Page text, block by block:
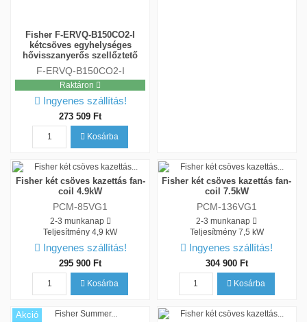
Fisher F-ERVQ-B150CO2-I
kétcsöves egyhelységes
hővisszanyerős szellőztető
F-ERVQ-B150CO2-I
Raktáron
Ingyenes szállítás!
273 509 Ft
Kosárba
Fisher két csöves kazettás fan-
coil 4.9kW
PCM-85VG1
2-3 munkanap
Teljesítmény4,9 kW
Ingyenes szállítás!
295 900 Ft
Kosárba
Fisher két csöves kazettás fan-
coil 7.5kW
PCM-136VG1
2-3 munkanap
Teljesítmény 7,5 kW
Ingyenes szállítás!
304 900 Ft
Kosárba
Akció